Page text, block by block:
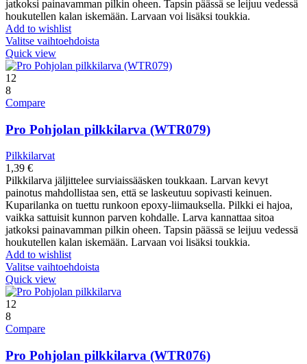
jatkoksi painavamman pilkin oheen. Tapsin päässä se leijuu vedessä
houkutellen kalan iskemään. Larvaan voi lisäksi toukkia.
Add to wishlist
Valitse vaihtoehdoista
Quick view
12
8
Compare
Pro Pohjolan pilkkilarva (WTR079)
Pilkkilarvat
1,39 €
Pilkkilarva jäljittelee surviaissääsken toukkaan. Larvan kevyt
painotus mahdollistaa sen, että se laskeutuu sopivasti keinuen.
Kuparilanka on tuettu runkoon epoxy-liimauksella. Pilkki ei hajoa,
vaikka sattuisit kunnon parven kohdalle. Larva kannattaa sitoa
jatkoksi painavamman pilkin oheen. Tapsin päässä se leijuu vedessä
houkutellen kalan iskemään. Larvaan voi lisäksi toukkia.
Add to wishlist
Valitse vaihtoehdoista
Quick view
12
8
Compare
Pro Pohjolan pilkkilarva (WTR076)